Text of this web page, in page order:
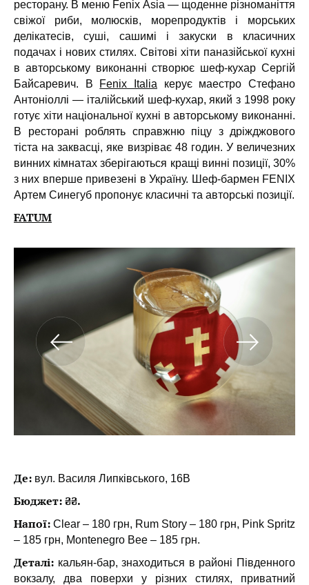
ресторану. В меню Fenix Asia — щоденне різноманіття
свіжої риби, молюсків, морепродуктів і морських
делікатесів, суші, сашимі і закуски в класичних
подачах і нових стилях. Світові хіти паназійської кухні
в авторському виконанні створює шеф-кухар Сергій
Байсаревич. В Fenix Italia керує маестро Стефано
Антоніоллі — італійський шеф-кухар, який з 1998 року
готує хіти національної кухні в авторському виконанні.
В ресторані роблять справжню піцу з дріжджового
тіста на заквасці, яке визріває 48 годин. У величезних
винних кімнатах зберігаються кращі винні позиції, 30%
з них вперше привезені в Україну. Шеф-бармен FENIX
Артем Синегуб пропонує класичні та авторські позиції.
FATUM
Де: вул. Василя Липківського, 16В
Бюджет: ₴₴.
Напої: Clear – 180 грн, Rum Story – 180 грн, Pink Spritz
– 185 грн, Montenegro Bee – 185 грн.
Деталі: кальян-бар, знаходиться в районі Південного
вокзалу, два поверхи у різних стилях, приватний